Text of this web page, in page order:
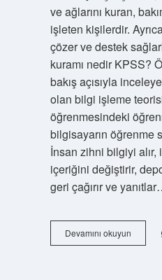
ve ağlarını kuran,
işleten kişilerdir.
çözer ve destek
kuramı nedir KPSS?
bakış açısıyla
olan bilgi işleme
öğrenmesindeki
bilgisayarın öğrenme
İnsan zihni bilgiyi
içeriğini değiştirir,
geri çağırır ve
Devamını okuyunBilgi
Işlem